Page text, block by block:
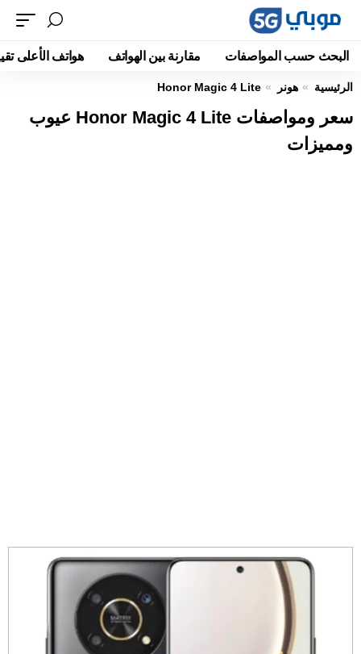
البحث حسب المواصفات مقارنة بين الهواتف هواتف الأعلى
الرئيسية هونر Honor Magic 4 Lite
سعر ومواصفات Honor Magic 4 Lite عيوب
ومميزات